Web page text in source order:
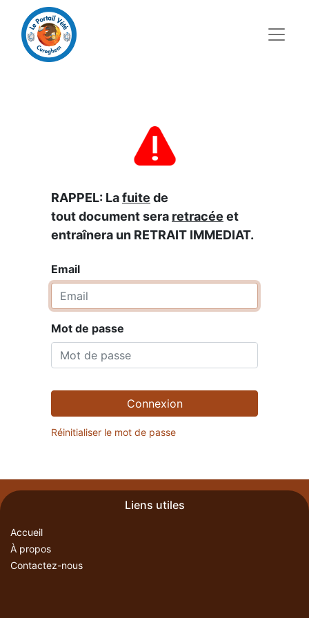
RAPPEL: Lafuite de
tout document sera retracée et
entraînera un RETRAIT IMMEDIAT.
Email
Mot de passe
Connexion
Réinitialiser le mot de passe
Liens utiles
Accueil
À propos
Contactez-nous